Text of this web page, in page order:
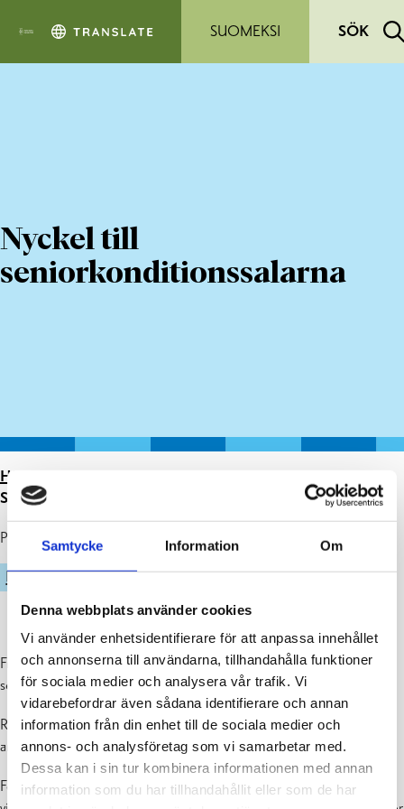
Samtycke Information Om
Denna webbplats använder cookies
Vi använder enhetsidentifierare för att anpassa innehållet
och annonserna till användarna, tillhandahålla funktioner
för sociala medier och analysera vår trafik. Vi
vidarebefordrar även sådana identifierare och annan
information från din enhet till de sociala medier och
annons- och analysföretag som vi samarbetar med.
Dessa kan i sin tur kombinera informationen med annan
information som du har tillhandahållit eller som de har
SUOMEKSI
SÖK
Nyckel till
seniorkonditionssalarna
HEM
SENIORKONDITIONSSALARNA
Publicerad : 04.09.2023
IDROTT
Från och med 4.9.2023 kan du lösa ut en nyckel till
seniorkonditionssalarna.
Raseborgs stads idrottstjänster har två konditionssalar, där
användaren ska ha fyllt 65 år eller vara pensionär.
För att kunna använda seniorkonditionssalarna ska du registrera dig